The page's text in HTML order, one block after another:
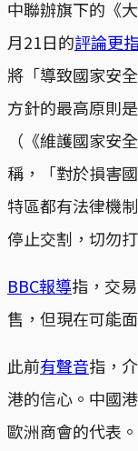
中聯辦旗下的《
月21日的評論更
將「導致國家安
方針的最高原則
（《維護國家安
稱，「對於損害
特區都有法律機
停止交割，切勿
BBC報導指，交
售，但現在可能
此前有聲音指，
港的信心。中國
歐洲商會的代表。